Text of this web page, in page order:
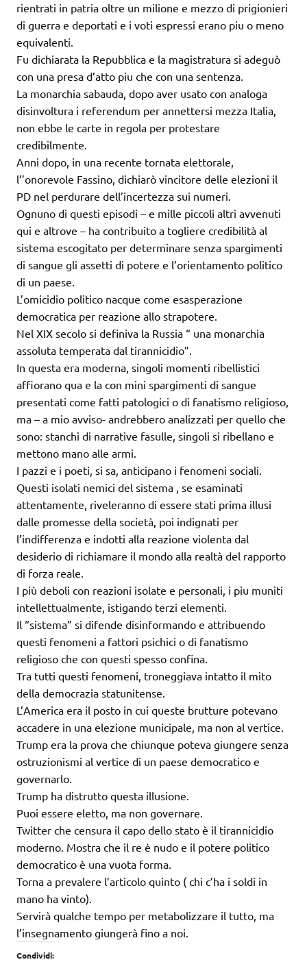
rientrati in patria oltre un milione e mezzo di prigionieri
di guerra e deportati e i voti espressi erano piu o meno
equivalenti.
Fu dichiarata la Repubblica e la magistratura si adeguò
con una presa d’atto piu che con una sentenza.
La monarchia sabauda, dopo aver usato con analoga
disinvoltura i referendum per annettersi mezza Italia,
non ebbe le carte in regola per protestare
credibilmente.
Anni dopo, in una recente tornata elettorale,
l’’onorevole Fassino, dichiarò vincitore delle elezioni il
PD nel perdurare dell’incertezza sui numeri.
Ognuno di questi episodi – e mille piccoli altri avvenuti
qui e altrove – ha contribuito a togliere credibilità al
sistema escogitato per determinare senza spargimenti
di sangue gli assetti di potere e l’orientamento politico
di un paese.
L’omicidio politico nacque come esasperazione
democratica per reazione allo strapotere.
Nel XIX secolo si definiva la Russia “ una monarchia
assoluta temperata dal tirannicidio”.
In questa era moderna, singoli momenti ribellistici
affiorano qua e la con mini spargimenti di sangue
presentati come fatti patologici o di fanatismo religioso,
ma – a mio avviso- andrebbero analizzati per quello che
sono: stanchi di narrative fasulle, singoli si ribellano e
mettono mano alle armi.
I pazzi e i poeti, si sa, anticipano i fenomeni sociali.
Questi isolati nemici del sistema , se esaminati
attentamente, riveleranno di essere stati prima illusi
dalle promesse della società, poi indignati per
l’indifferenza e indotti alla reazione violenta dal
desiderio di richiamare il mondo alla realtà del rapporto
di forza reale.
I più deboli con reazioni isolate e personali, i piu muniti
intellettualmente, istigando terzi elementi.
Il “sistema” si difende disinformando e attribuendo
questi fenomeni a fattori psichici o di fanatismo
religioso che con questi spesso confina.
Tra tutti questi fenomeni, troneggiava intatto il mito
della democrazia statunitense.
L’America era il posto in cui queste brutture potevano
accadere in una elezione municipale, ma non al vertice.
Trump era la prova che chiunque poteva giungere senza
ostruzionismi al vertice di un paese democratico e
governarlo.
Trump ha distrutto questa illusione.
Puoi essere eletto, ma non governare.
Twitter che censura il capo dello stato è il tirannicidio
moderno. Mostra che il re è nudo e il potere politico
democratico è una vuota forma.
Torna a prevalere l’articolo quinto ( chi c’ha i soldi in
mano ha vinto).
Servirà qualche tempo per metabolizzare il tutto, ma
l’insegnamento giungerà fino a noi.
Condividi: